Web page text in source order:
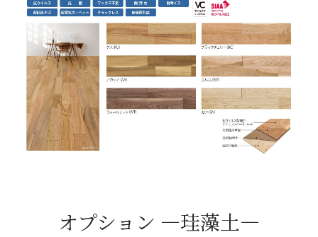
オプション ―珪藻土―